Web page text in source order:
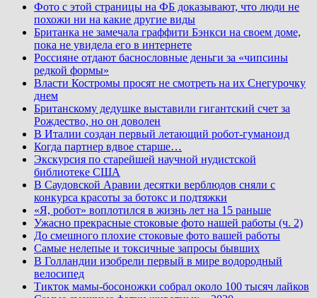
Фото с этой страницы на ФБ доказывают, что люди не
похожи ни на какие другие виды
Британка не замечала граффити Бэнкси на своем доме,
пока не увидела его в интернете
Россияне отдают баснословные деньги за «чипсины
редкой формы»
Власти Костромы просят не смотреть на их Снегурочку
днем
Британскому дедушке выставили гигантский счет за
Рождество, но он доволен
В Италии создан первый летающий робот-гуманоид
Когда партнер вдвое старше…
Экскурсия по старейшей научной нудистской
библиотеке США
В Саудовской Аравии десятки верблюдов сняли с
конкурса красоты за ботокс и подтяжки
«Я, робот» воплотился в жизнь лет на 15 раньше
Ужасно прекрасные стоковые фото нашей работы (ч. 2)
До смешного плохие стоковые фото вашей работы
Самые нелепые и токсичные запросы бывших
В Голландии изобрели первый в мире водородный
велосипед
Тикток мамы-босоножки собрал около 100 тысяч лайков